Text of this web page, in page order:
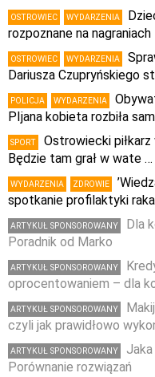
OSTROWIEC WYDARZENIA
rozpoznane na
OSTROWIEC WYDARZENIA
Dariusza Czupryńskiego
POLICJA WYDARZENIA
PIjana kobieta rozbiła
SPORT
Ostrowiecki
Będzie tam grał w wate …
WYDARZENIA ZDROWIE
spotkanie profilaktyki
ARTYKUŁ SPONSOROWANY
Dla
Poradnik od Marko
ARTYKUŁ SPONSOROWANY
oprocentowaniem – dla
ARTYKUŁ SPONSOROWANY
czyli jak prawidłowo
ARTYKUŁ SPONSOROWANY
Porównanie rozwiązań